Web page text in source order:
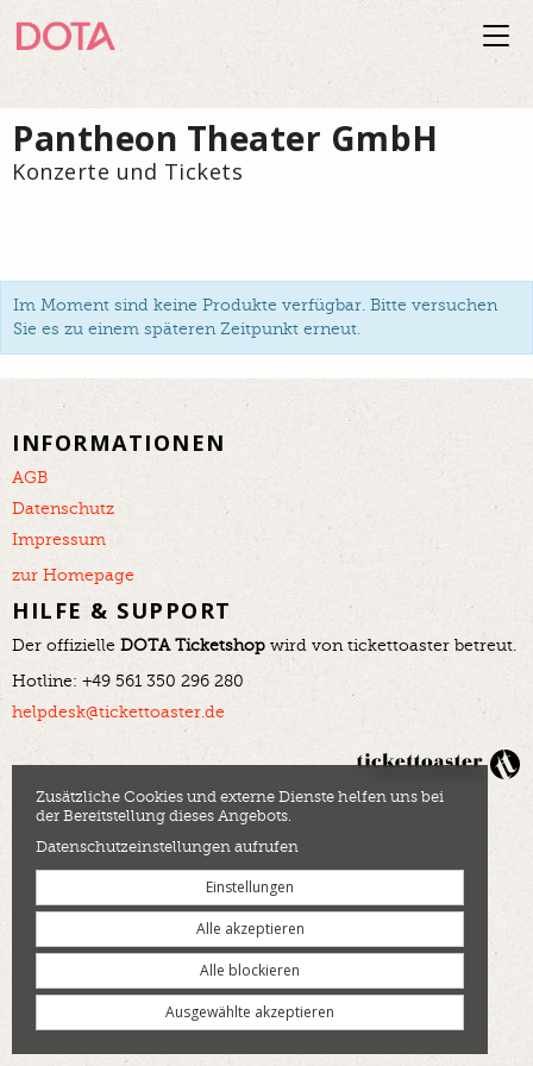
Pantheon Theater GmbH
Konzerte und Tickets
Im Moment sind keine Produkte verfügbar. Bitte versuchen
Sie es zu einem späteren Zeitpunkt erneut.
INFORMATIONEN
AGB
Datenschutz
Impressum
zur Homepage
HILFE & SUPPORT
Der offizielle DOTA Ticketshop wird von tickettoaster betreut.
Hotline: +49 561 350 296 280
helpdesk@tickettoaster.de
Zusätzliche Cookies und externe Dienste helfen uns bei
der Bereitstellung dieses Angebots.
Datenschutzeinstellungen aufrufen
Einstellungen
Alle akzeptieren
Alle blockieren
Ausgewählte akzeptieren